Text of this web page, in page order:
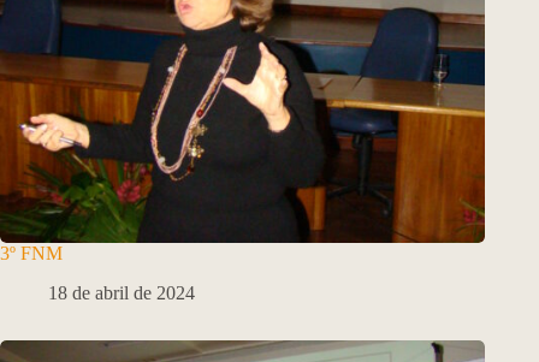
3º FNM
18 de abril de 2024